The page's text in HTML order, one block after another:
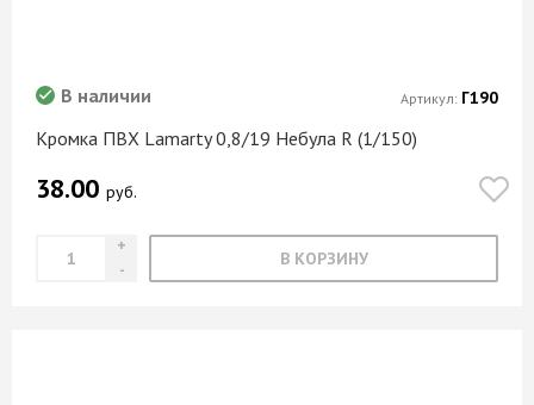
Кромка ПВХ Lamarty 0,8/19 Небула R (1/150)
В наличии
38.00 руб.
В КОРЗИНУ
Артикул: Г190